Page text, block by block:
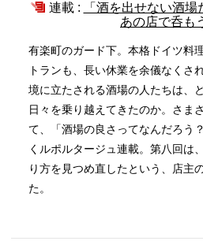
連載 :
「酒を出せない酒場
あの店で呑も
有楽町のガード下。本格ドイツ料
トランも、長い休業を余儀なくさ
境に立たされる酒場の人たちは、
日々を乗り越えてきたのか。さま
て、「酒場の良さってなんだろう
くルポルタージュ連載。第八回は
り方を見つめ直したという、店主
た。